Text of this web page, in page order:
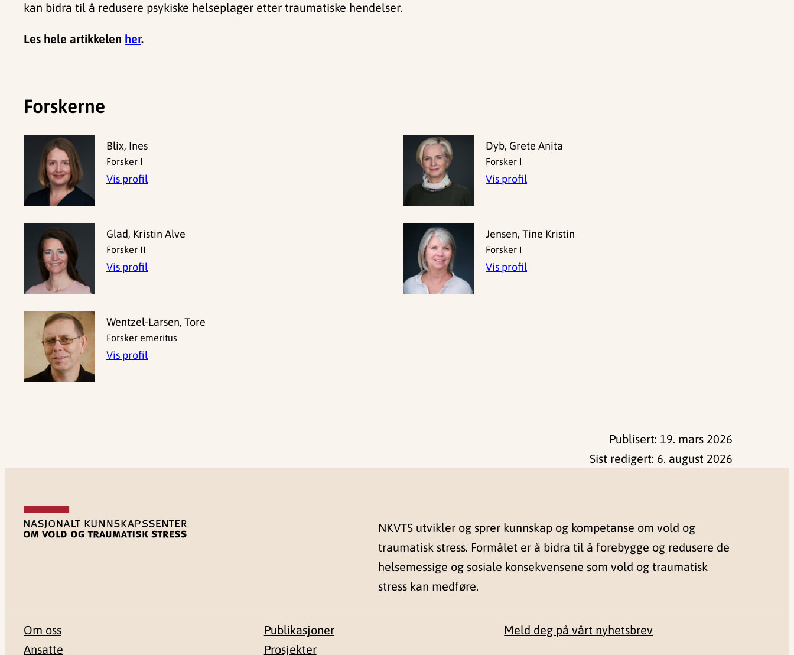
kan bidra til å redusere psykiske helseplager etter traumatiske hendelser.
Les hele artikkelen her.
Forskerne
Blix, Ines
Forsker I
Vis profil
Dyb, Grete Anita
Forsker I
Vis profil
Glad, Kristin Alve
Forsker II
Vis profil
Jensen, Tine Kristin
Forsker I
Vis profil
Wentzel-Larsen, Tore
Forsker emeritus
Vis profil
Publisert: 19. mars 2026
Sist redigert: 6. august 2026
NKVTS utvikler og sprer kunnskap og kompetanse om vold og
traumatisk stress. Formålet er å bidra til å forebygge og redusere de
helsemessige og sosiale konsekvensene som vold og traumatisk
stress kan medføre.
Om oss
Ansatte
Publikasjoner
Prosjekter
Meld deg på vårt nyhetsbrev